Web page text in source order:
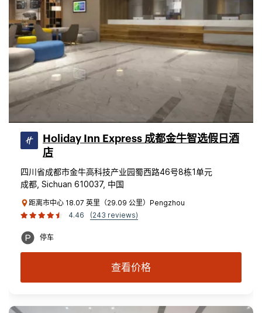
Holiday Inn Express 成都金牛智选假日酒
店
四川省成都市金牛高科技产业园蜀西路46号8栋1单元
成都, Sichuan 610037, 中国
距离市中心 18.07 英里（29.09 公里）Pengzhou
4.46
(243 reviews)
停车
查看价格